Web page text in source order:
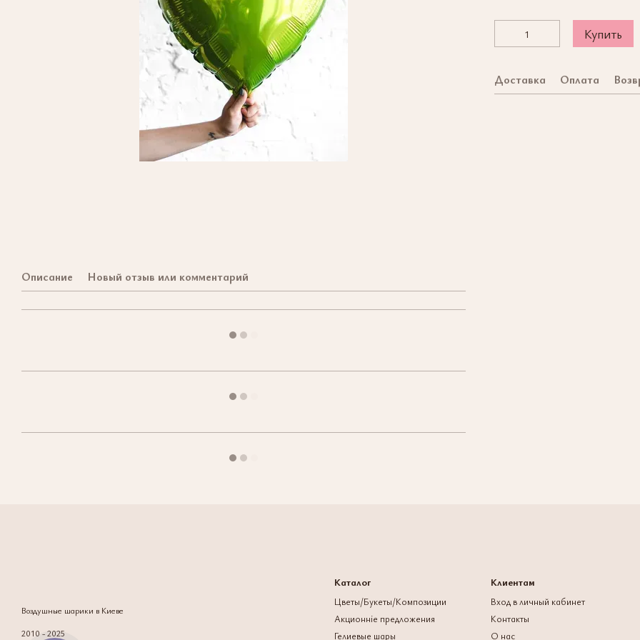
Описание Новый отзыв или комментарий
Купить
Доставка Оплата
Воздушные шарики в Киеве
2010 - 2025
Каталог
Цветы/Букеты/Композиции
Акционніе предложения
Гелиевые шары
Клиентам
Вход в личный кабинет
Контакты
О нас